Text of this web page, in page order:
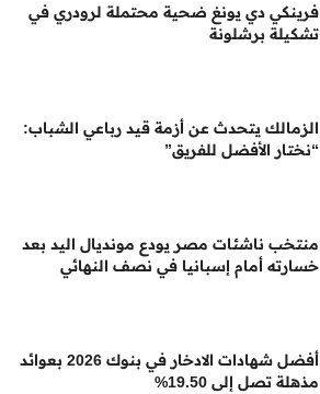
فرينكي دي يونغ ضحية محتملة لرودري في
تشكيلة برشلونة
الزمالك يتحدث عن أزمة قيد رباعي الشباب:
“نختار الأفضل للفريق”
منتخب ناشئات مصر يودع مونديال اليد بعد
خسارته أمام إسبانيا في نصف النهائي
أفضل شهادات الادخار في بنوك 2026 بعوائد
مذهلة تصل إلى 19.50%